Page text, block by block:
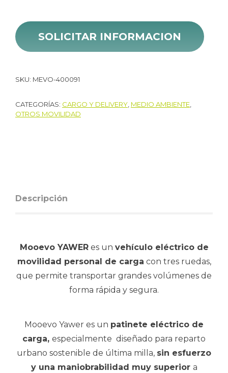
SOLICITAR INFORMACION
SKU: MEVO-400091
CATEGORÍAS: CARGO Y DELIVERY, MEDIO AMBIENTE,
OTROS MOVILIDAD
Descripción
Mooevo YAWERes un vehículo eléctrico de
movilidad personal de carga con tres ruedas,
que permite transportar grandes volúmenes de
forma rápida y segura.
Mooevo Yawer es un patinete eléctrico de
carga, especialmente diseñado para reparto
urbano sostenible de última milla, sin esfuerzo
y una maniobrabilidad muy superior a